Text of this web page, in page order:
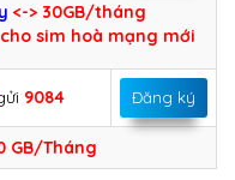
<-> 30GB/tháng
sim hoà mạng mới
9084 Đăng ký
GB/Tháng